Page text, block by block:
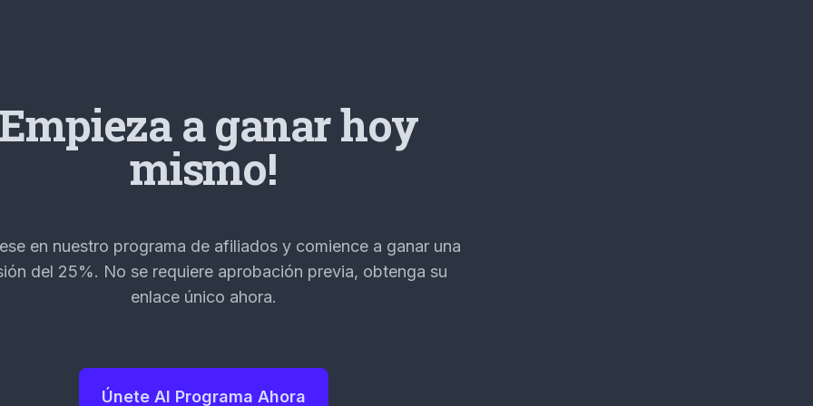
a ganar hoy
mismo!
en nuestro programa de afiliados y comience a ganar una
del 25%. No se requiere aprobación previa, obtenga su
enlace único ahora.
Únete Al Programa Ahora